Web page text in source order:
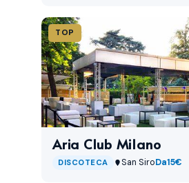
TOP
Aria Club Milano
DISCOTECA San SiroDa15€